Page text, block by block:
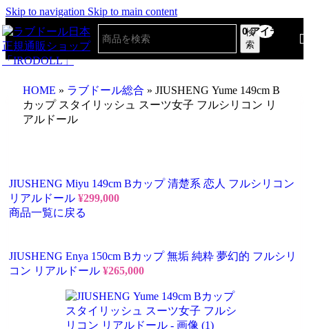
Skip to navigation Skip to main content
検
索
0アイテム
HOME » ラブドール総合 » JIUSHENG Yume 149cm B
カップ スタイリッシュ スーツ女子 フルシリコン リ
アルドール
JIUSHENG Miyu 149cm Bカップ 清楚系 恋人 フルシリコン
リアルドール ¥299,000
商品一覧に戻る
JIUSHENG Enya 150cm Bカップ 無垢 純粋 夢幻的 フルシリ
コン リアルドール ¥265,000